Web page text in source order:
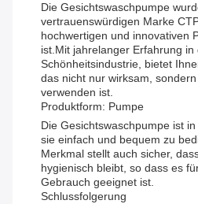
Die Gesichtswaschpumpe
vertrauenswürdigen Marke
hochwertigen und innovativen
ist.Mit jahrelanger Erfahrung in
Schönheitsindustrie, bietet
das nicht nur wirksam,
verwenden ist.
Produktform: Pumpe
Die Gesichtswaschpumpe ist
sie einfach und bequem zu
Merkmal stellt auch sicher,
hygienisch bleibt, so dass es
Gebrauch geeignet ist.
Schlussfolgerung